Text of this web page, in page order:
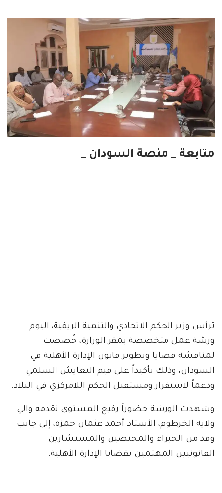
متابعة _ منصة السودان _
ترأس وزير الحكم الاتحادي والتنمية الريفية، اليوم
ورشة عمل متخصصة بمقر الوزارة، خُصصت
لمناقشة قضايا وتطوير قانون الإدارة الأهلية في
السودان، وذلك تأكيداً على قيم التعايش السلمي
ودعماً لاستقرار ومستقبل الحكم اللامركزي في البلاد.
وشهدت الورشة حضوراً رفيع المستوى تقدمه والي
ولاية الخرطوم، الأستاذ أحمد عثمان حمزة، إلى جانب
وفد من الخبراء والمختصين والمستشارين
القانونيين المهتمين بقضايا الإدارة الأهلية.